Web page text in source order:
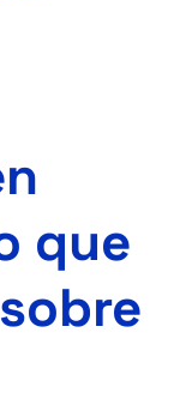
que